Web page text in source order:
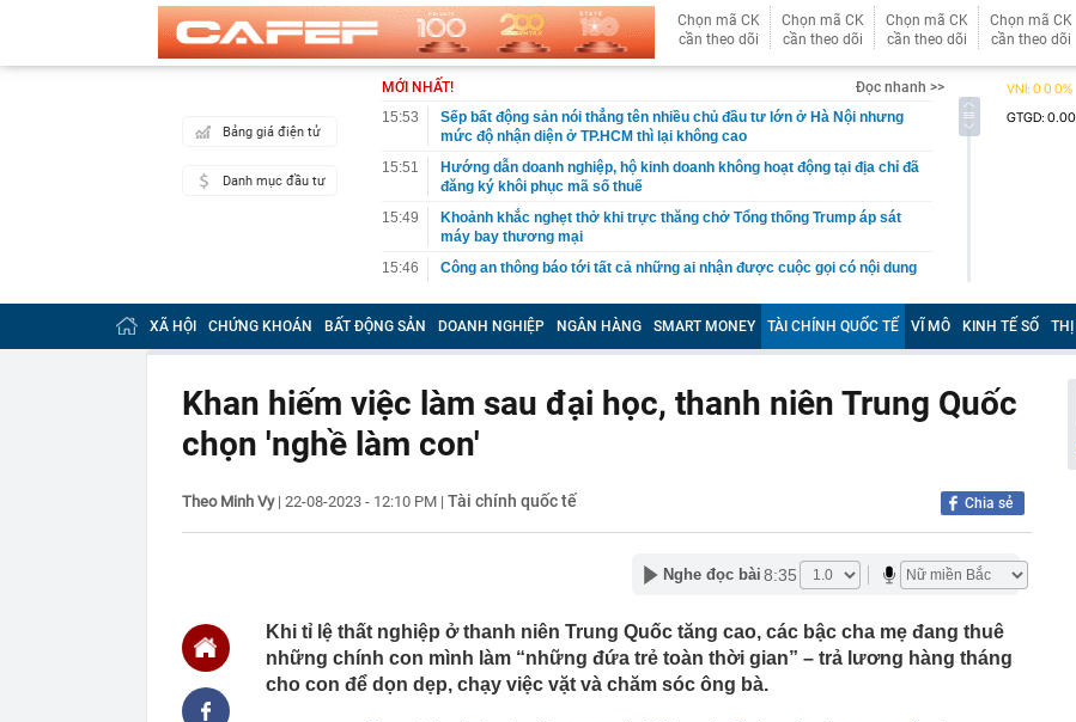
Chọn mã CK
cần theo dõi
Chọn mã CK
cần theo dõi
Chọn mã CK
cần theo dõi
Chọn mã CK
cần theo dõi
Bảng giá điện tử
Danh mục đầu tư
MỚI NHẤT!
Đọc nhanh >>
15:53
Sếp bất động sản nói thẳng tên nhiều chủ đầu tư lớn ở Hà Nội nhưng
mức độ nhận diện ở TP.HCM thì lại không cao
15:51
Hướng dẫn doanh nghiệp, hộ kinh doanh không hoạt động tại địa chỉ đã
đăng ký khôi phục mã số thuế
15:49
Khoảnh khắc nghẹt thở khi trực thăng chở Tổng thống Trump áp sát
máy bay thương mại
15:46
Công an thông báo tới tất cả những ai nhận được cuộc gọi có nội dung
15:45
Xuất hiện cổ phiếu tăng gần 200.000 đồng chỉ sau một tuần, thị giá gấp
đôi trong vòng 2 tháng
15:44
Con gái tỷ phú Phạm Nhật Vượng lần đầu xuất hiện trong một công ty
thuộc hệ sinh thái Vingroup
nắm rõ
Tịch thu 15 kg vàng và gần 80 tỷ tiền mặt tại nhà cựu tài xế xe buýt
khách hàng đặt xe tại sân bay Nội Bài
15:24
Đại biểu Quốc hội đề xuất xây dựng nhà máy điện mặt trời trên dọc
tuyến đường Vành đai 5 - Vùng Thủ đô Hà Nội
XÃ HỘI CHỨNG KHOÁN BẤT ĐỘNG SẢN DOANH NGHIỆP NGÂN HÀNG SMART MONEY TÀI CHÍNH QUỐC TẾ VĨ MÔ KINH TẾ SỐ THỊ
Khan hiếm việc làm sau đại học, thanh niên Trung Quốc
chọn 'nghề làm con'
Theo Minh Vy | 22-08-2023 - 12:10 PM | Tài chính quốc tế Chia sẻ
Nghe đọc bài 8:35
Khi tỉ lệ thất nghiệp ở thanh niên Trung Quốc tăng cao, các bậc cha mẹ đang thuê
những chính con mình làm “những đứa trẻ toàn thời gian” – trả lương hàng tháng
cho con để dọn dẹp, chạy việc vặt và chăm sóc ông bà.